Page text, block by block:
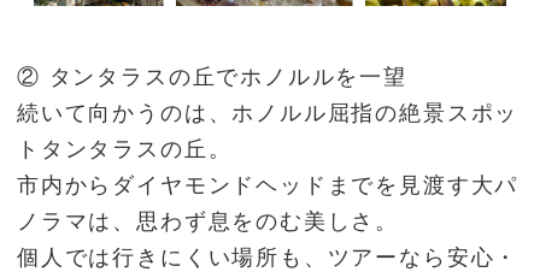
② タンタラスの丘でホノルルを一望
続いて向かうのは、ホノルル屈指の絶景スポッ
トタンタラスの丘。
市内からダイヤモンドヘッドまでを見渡す大パ
ノラマは、思わず息をのむ美しさ。
個人では行きにくい場所も、ツアーなら安心・